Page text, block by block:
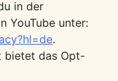
in der
YouTube unter:
.
bietet das Opt-